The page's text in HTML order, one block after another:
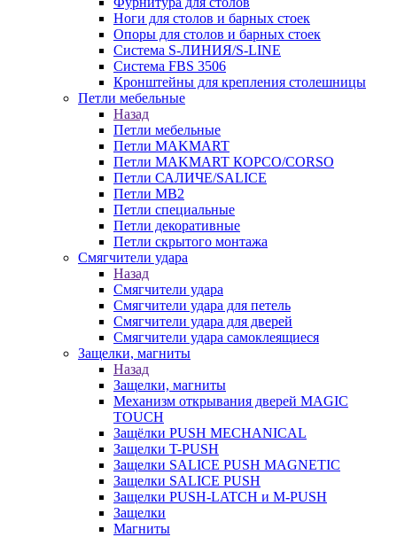
Ноги для столов и барных стоек
Опоры для столов и барных стоек
Система S-ЛИНИЯ/S-LINE
Система FBS 3506
Кронштейны для крепления столешницы
Петли мебельные
Назад
Петли мебельные
Петли MAKMART
Петли MAKMART КОРСО/CORSO
Петли САЛИЧЕ/SALICE
Петли MB2
Петли специальные
Петли декоративные
Петли скрытого монтажа
Смягчители удара
Назад
Смягчители удара
Смягчители удара для петель
Смягчители удара для дверей
Cмягчители удара самоклеящиеся
Защелки, магниты
Назад
Защелки, магниты
Механизм открывания дверей MAGIC
TOUCH
Защёлки PUSH MECHANICAL
Защелки T-PUSH
Защелки SALICE PUSH MAGNETIC
Защелки SALICE PUSH
Защелки PUSH-LATCH и M-PUSH
Защелки
Магниты